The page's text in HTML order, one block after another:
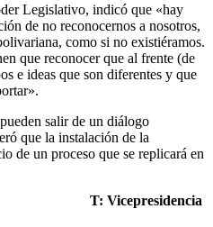
Legislativo, indicó que «hay
de no reconocernos a nosotros,
como si no existiéramos.
que reconocer que al frente (de
e ideas que son diferentes y que
salir de un diálogo
que la instalación de la
de un proceso que se replicará en
T: Vicepresidencia